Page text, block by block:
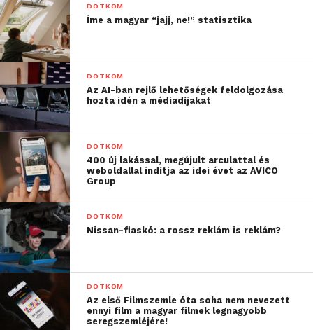
DOTKOM
Íme a magyar “jajj, ne!” statisztika
DOTKOM
Az AI-ban rejlő lehetőségek feldolgozása
hozta idén a médiadíjakat
DOTKOM
400 új lakással, megújult arculattal és
weboldallal indítja az idei évet az AVICO
Group
DOTKOM
Nissan-fiaskó: a rossz reklám is reklám?
DOTKOM
Az első Filmszemle óta soha nem nevezett
ennyi film a magyar filmek legnagyobb
seregszemléjére!